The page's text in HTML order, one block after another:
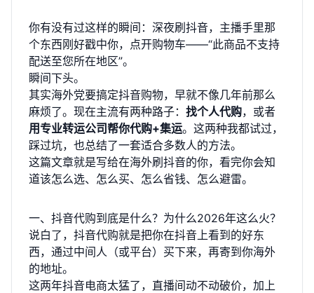
你有没有过这样的瞬间：深夜刷抖音，主播手里那
个东西刚好戳中你，点开购物车——“此商品不支持
配送至您所在地区”。
瞬间下头。
其实海外党要搞定抖音购物，早就不像几年前那么
麻烦了。现在主流有两种路子： 找个人代购，或者
用专业转运公司帮你代购+集运。这两种我都试过，
踩过坑，也总结了一套适合多数人的方法。
这篇文章就是写给在海外刷抖音的你，看完你会知
道该怎么选、怎么买、怎么省钱、怎么避雷。
一、抖音代购到底是什么？为什么2026年这么火？
说白了，抖音代购就是把你在抖音上看到的好东
西，通过中间人（或平台）买下来，再寄到你海外
的地址。
这两年抖音电商太猛了，直播间动不动破价，加上